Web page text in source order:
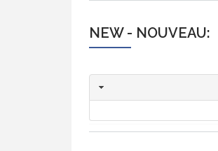
NEW - NOUVEAU: